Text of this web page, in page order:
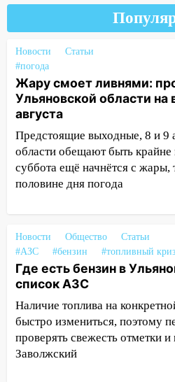
погоды в Ульяновской
выходные 8-9 августа
13:30
В Ульяновске
полицейские проведут
пассажира»
13:20 В Ульяновске за
обокрали женщину на
подростка в сквере
13:01 В
выбросил из машины
надвигается
и шквал до 27 м/с
12:31
Ульяновец хотел
12:20 В
столкнулись «Лада» и
пострадал 14-летний
Где есть
Новости
Статьи
#погода
Жару смоет ливнями:
Ульяновской области
августа
Предстоящие выходные, 8 и 9
области обещают быть
суббота ещё начнётся с жары,
половине дня погода
Новости Общество
Статьи
#АЗС
#бензин #топливный
Где есть бензин в
список АЗС
Наличие топлива на
быстро измениться, поэтому
проверять свежесть отметки
Заволжский